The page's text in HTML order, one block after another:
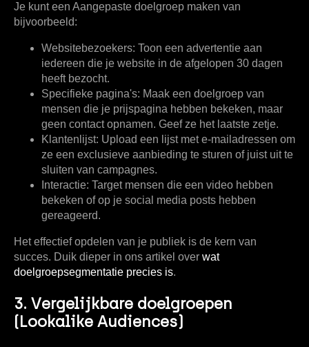
Je kunt een Aangepaste doelgroep maken van
bijvoorbeeld:
Websitebezoekers: Toon een advertentie aan
iedereen die je website in de afgelopen 30 dagen
heeft bezocht.
Specifieke pagina's: Maak een doelgroep van
mensen die je prijspagina hebben bekeken, maar
geen contact opnamen. Geef ze het laatste zetje.
Klantenlijst: Upload een lijst met e-mailadressen om
ze een exclusieve aanbieding te sturen of juist uit te
sluiten van campagnes.
Interactie: Target mensen die een video hebben
bekeken of op je social media posts hebben
gereageerd.
Het effectief opdelen van je publiek is de kern van
succes. Duik dieper in ons artikel over wat
doelgroepsegmentatie precies is.
3. Vergelijkbare doelgroepen
(Lookalike Audiences)